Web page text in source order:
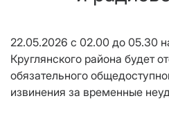
22.05.2026 с 02.00 до 05.30
Круглянского района будет
обязательного
извинения за временные